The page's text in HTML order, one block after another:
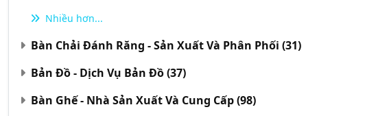
Nhiều hơn...
Bàn Chải Đánh Răng - Sản Xuất Và Phân Phối (31)
Bản Đồ - Dịch Vụ Bản Đồ(37)
Bàn Ghế - Nhà Sản Xuất Và Cung Cấp(98)